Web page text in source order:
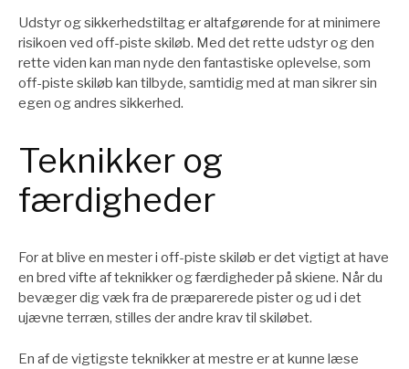
Udstyr og sikkerhedstiltag er altafgørende for at minimere
risikoen ved off-piste skiløb. Med det rette udstyr og den
rette viden kan man nyde den fantastiske oplevelse, som
off-piste skiløb kan tilbyde, samtidig med at man sikrer sin
egen og andres sikkerhed.
Teknikker og
færdigheder
For at blive en mester i off-piste skiløb er det vigtigt at have
en bred vifte af teknikker og færdigheder på skiene. Når du
bevæger dig væk fra de præparerede pister og ud i det
ujævne terræn, stilles der andre krav til skiløbet.
En af de vigtigste teknikker at mestre er at kunne læse